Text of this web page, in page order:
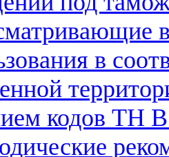
в
кодов ТН